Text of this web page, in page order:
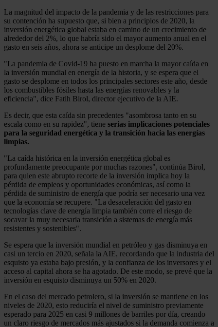
La magnitud del impacto de la pandemia y de las restricciones para
su contención ha supuesto que, si bien a principios de 2020, la
inversión energética global estaba en camino de un crecimiento de
alrededor del 2%, lo que habría sido el mayor aumento anual en el
gasto en seis años, ahora se anticipe un desplome del 20%.
"La pandemia de Covid-19 ha puesto en marcha la mayor caída en
la inversión mundial en energía de la historia, y se espera que el
gasto se desplome en todos los principales sectores este año, desde
los combustibles fósiles hasta las energías renovables y la
eficiencia", dice Fatih Birol, director ejecutivo de la AIE.
Es decir, que esta caída sin precedentes "asombrosa tanto en su
escala como en su rapidez", tiene serias implicaciones potenciales
para la seguridad energética y la transición hacia las energías
limpias.
"La caída histórica en la inversión energética global es
profundamente preocupante por muchas razones", continúa Birol,
para quien este abrupto recorte de la inversión implica hoy la
pérdida de empleos y oportunidades económicas, así como la
pérdida de suministro de energía que podría ser necesario una vez
que la economía se recupere. "La desaceleración del gasto en
tecnologías clave de energía limpia también corre el riesgo de
socavar la muy necesaria transición a sistemas de energía más
resistentes y sostenibles".
Se espera que la inversión mundial en petróleo y gas disminuya en
casi un tercio en 2020, señala la AIE, recordando que la industria del
esquisto ya estaba bajo presión, y la confianza de los inversores y el
acceso al capital ahora se ha agotado. De este modo, se prevé que la
inversión en esquisto disminuya un 50% en 2020.
En el caso del mercado petrolero, si la inversión se mantiene en los
niveles de 2020, esto reduciría el nivel de suministro previamente
esperado para 2025 en casi 9 millones de barriles por día, creando
un claro riesgo de mercados más ajustados si la demanda comienza a